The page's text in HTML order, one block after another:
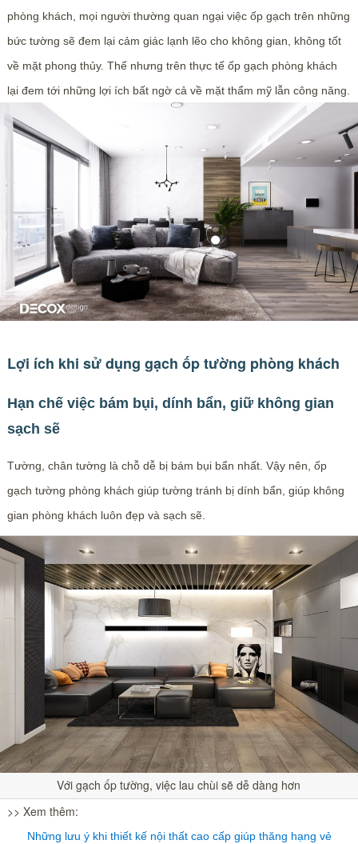
phòng khách, mọi người thường quan ngại việc ốp gạch trên những
bức tường sẽ đem lại cảm giác lạnh lẽo cho không gian, không tốt
về mặt phong thủy. Thế nhưng trên thực tế ốp gạch phòng khách
lại đem tới những lợi ích bất ngờ cả về mặt thẩm mỹ lẫn công năng.
Lợi ích khi sử dụng gạch ốp tường phòng khách
Hạn chế việc bám bụi, dính bẩn, giữ không gian
sạch sẽ
Tường, chân tường là chỗ dễ bị bám bụi bẩn nhất. Vậy nên, ốp
gạch tường phòng khách giúp tường tránh bị dính bẩn, giúp không
gian phòng khách luôn đẹp và sạch sẽ.
Với gạch ốp tường, việc lau chùi sẽ dễ dàng hơn
>> Xem thêm:
Những lưu ý khi thiết kế nội thất cao cấp giúp thăng hạng vẻ